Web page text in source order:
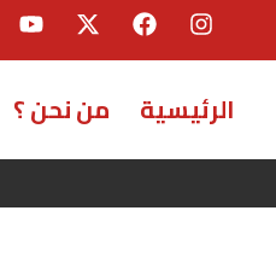
الرئيسية من نحن ؟